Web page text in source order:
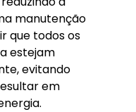
manutenção
que todos os
estejam
evitando
em